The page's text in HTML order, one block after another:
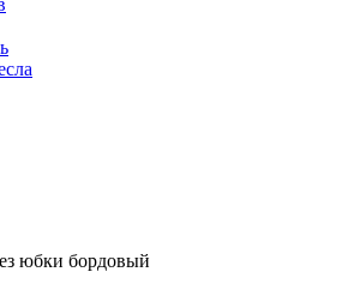
юбки бордовый